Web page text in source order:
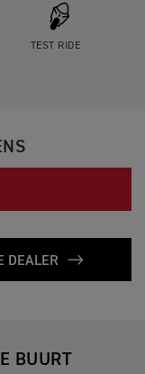
TEST RIDE
DEALER
BUURT